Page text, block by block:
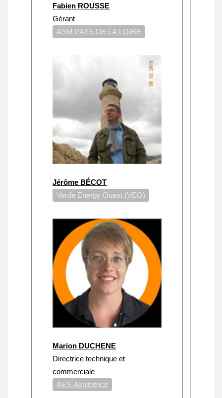
Fabien ROUSSE
Gérant
ASM PAYS DE LA LOIRE
Jérôme BÉCOT
Verde Energy Ouest (VEO)
Marion DUCHENE
Directrice technique et
commerciale
AES Aspiratrice